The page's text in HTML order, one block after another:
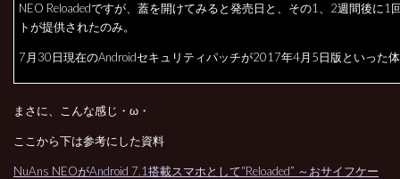
NEO Reloadedですが、蓋を開けてみると発売日と、その1、2週間後に1
トが提供されたのみ。
7月30日現在のAndroidセキュリティパッチが2017年4月5日版といった
まさに、こんな感じ・ω・
ここから下は参考にした資料
NuAns NEOがAndroid 7.1搭載スマホとして“Reloaded” ～おサイフケー